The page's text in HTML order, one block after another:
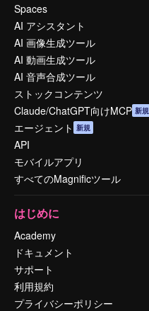
Spaces
AI アシスタント
AI 画像生成ツール
AI 動画生成ツール
AI 音声合成ツール
ストックコンテンツ
Claude/ChatGPT向けMCP 新規
エージェント 新規
API
モバイルアプリ
すべてのMagnificツール
はじめに
Academy
ドキュメント
サポート
利用規約
プライバシーポリシー